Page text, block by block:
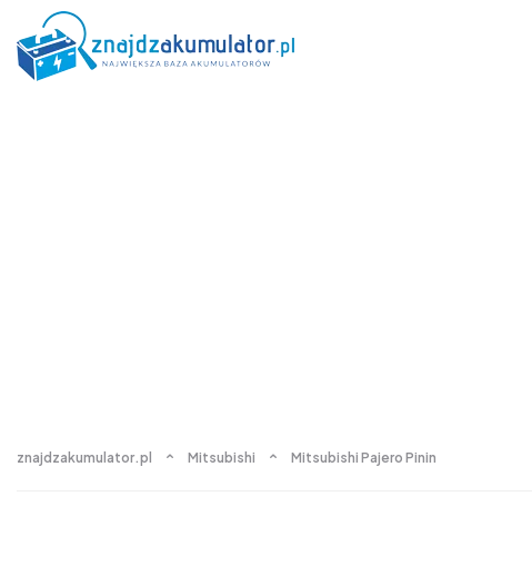
znajdzakumulator.pl Mitsubishi Mitsubishi Pajero Pinin